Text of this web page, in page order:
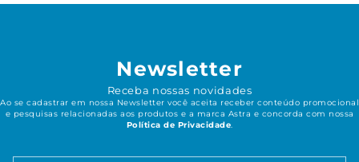
Newsletter
Receba nossas novidades
Ao se cadastrar em nossa Newsletter você aceita receber conteúdo promocional
e pesquisas relacionadas aos produtos e a marca Astra e concorda com nossa
Política de Privacidade.